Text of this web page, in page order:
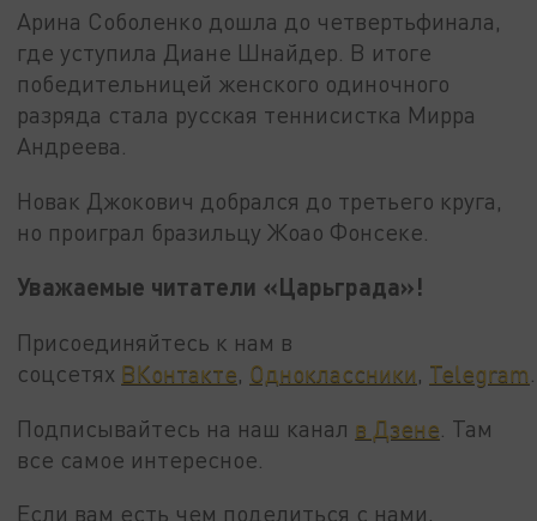
Арина Соболенко дошла до четвертьфинала,
где уступила Диане Шнайдер. В итоге
победительницей женского одиночного
разряда стала русская теннисистка Мирра
Андреева.
Новак Джокович добрался до третьего круга,
но проиграл бразильцу Жоао Фонсеке.
Уважаемые читатели «Царьграда»!
Присоединяйтесь к нам в
соцсетях ВКонтакте, Одноклассники, Telegram
Подписывайтесь на наш канал в Дзене . Там
все самое интересное.
Если вам есть чем поделиться с нами,